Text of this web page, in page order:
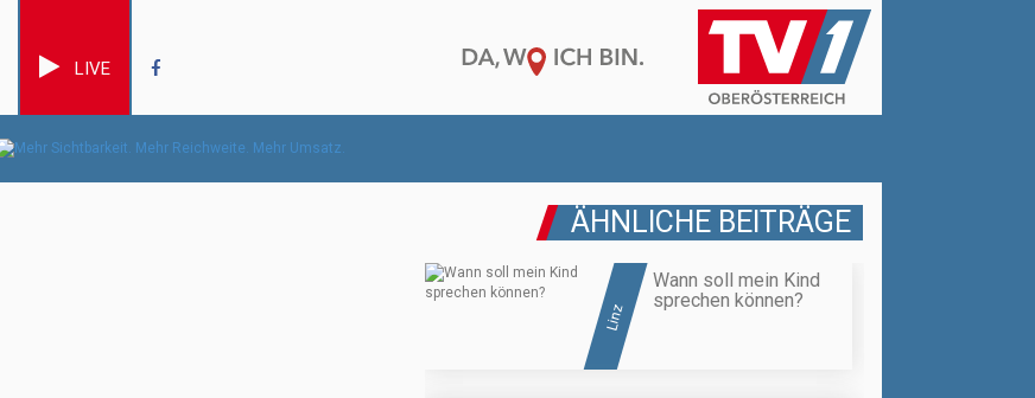
LIVE
ÄHNLICHE BEITRÄGE
Linz
Wann soll mein Kind
sprechen können?